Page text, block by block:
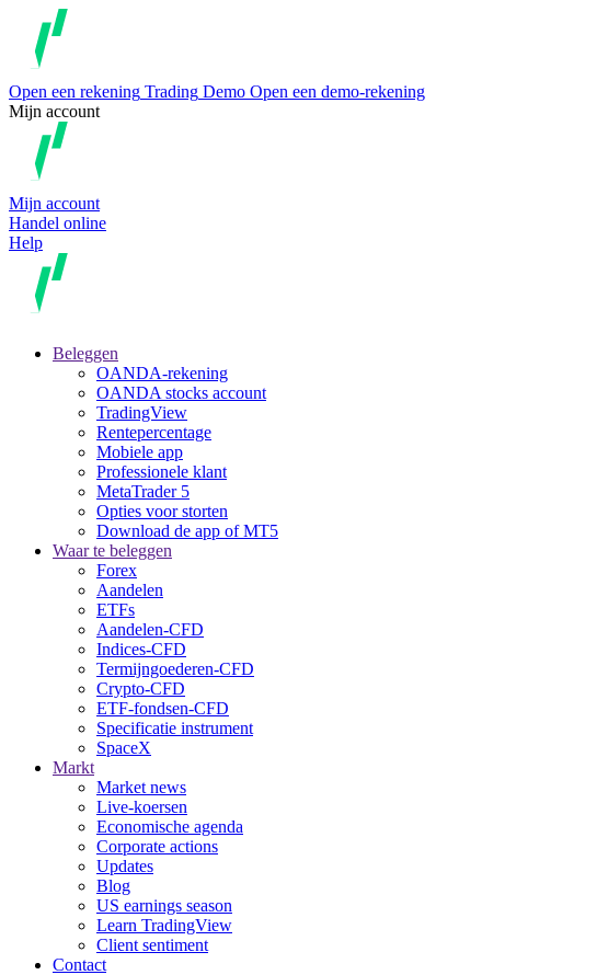
Open een rekening Trading Demo Open een demo-rekening
Mijn account
Mijn account
Handel online
Help
Beleggen
OANDA-rekening
OANDA stocks account
TradingView
Rentepercentage
Mobiele app
Professionele klant
MetaTrader 5
Opties voor storten
Download de app of MT5
Waar te beleggen
Forex
Aandelen
ETFs
Aandelen-CFD
Indices-CFD
Termijngoederen-CFD
Crypto-CFD
ETF-fondsen-CFD
Specificatie instrument
SpaceX
Markt
Market news
Live-koersen
Economische agenda
Corporate actions
Updates
Blog
US earnings season
Learn TradingView
Client sentiment
Contact